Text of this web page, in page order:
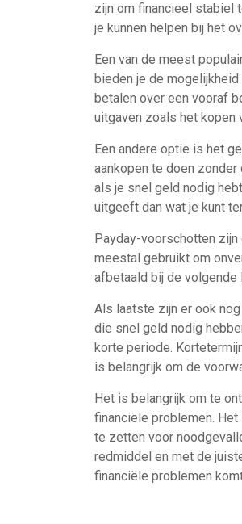
zijn om financieel stabiel
je kunnen helpen bij het
Een van de meest
bieden je de
betalen over een vooraf
uitgaven zoals het kopen
Een andere optie is het
aankopen te doen
als je snel geld nodig
uitgeeft dan wat je kunt
Payday-voorschotten
meestal gebruikt om
afbetaald bij de volgende
Als laatste zijn er ook
die snel geld nodig
korte periode.
is belangrijk om de
Het is belangrijk om te
financiële problemen.
te zetten voor
redmiddel en met de
financiële problemen